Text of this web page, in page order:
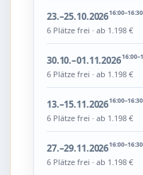
23.–25.10.202616:00–16:30
6 Plätze frei · ab 1.198 €
30.10.–01.11.2026
6 Plätze frei · ab 1.198 €
13.–15.11.202616:00–16:30
6 Plätze frei · ab 1.198 €
27.–29.11.202616:00–16:30
6 Plätze frei · ab 1.198 €